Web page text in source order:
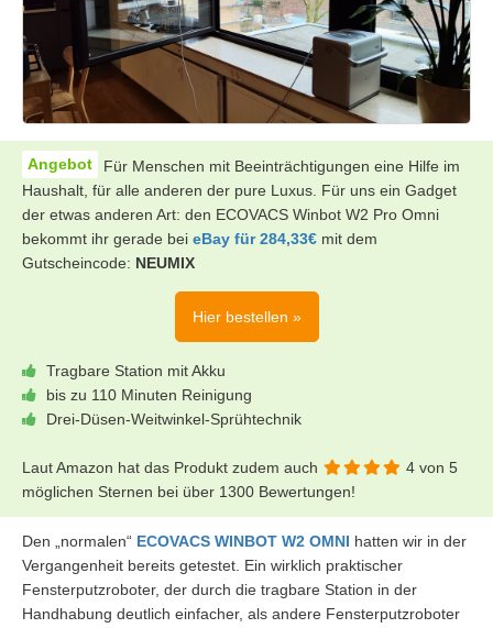
Für Menschen mit Beeinträchtigungen eine Hilfe im
Haushalt, für alle anderen der pure Luxus. Für uns ein Gadget
der etwas anderen Art: den ECOVACS Winbot W2 Pro Omni
bekommt ihr gerade bei eBay für 284,33€ mit dem
Gutscheincode: NEUMIX
Hier bestellen »
Tragbare Station mit Akku
bis zu 110 Minuten Reinigung
Drei-Düsen-Weitwinkel-Sprühtechnik
Laut Amazon hat das Produkt zudem auch
4 von 5
möglichen Sternen bei über 1300 Bewertungen!
Den „normalen“ ECOVACS WINBOT W2 OMNI hatten wir in der
Vergangenheit bereits getestet. Ein wirklich praktischer
Fensterputzroboter, der durch die tragbare Station in der
Handhabung deutlich einfacher, als andere Fensterputzroboter